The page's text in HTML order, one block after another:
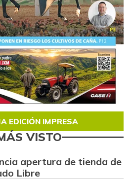
EDICIÓN IMPRESA
VISTO
apertura de tienda de
Libre